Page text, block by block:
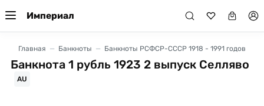
Империал
Главная Банкноты Банкноты РСФСР-СССР 1918 - 1991 годов
Банкнота 1 рубль 1923 2 выпуск Селляво
AU